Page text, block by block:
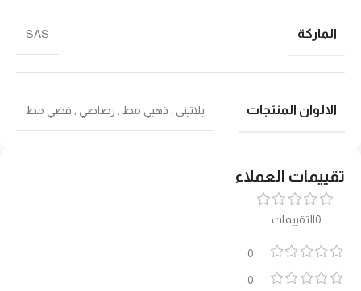
تقييمات العملاء
0التقييمات
0
0
الماركة SAS
الالوان المنتجات بلاتينى , ذهبي مط , رصاصي , فضي مط